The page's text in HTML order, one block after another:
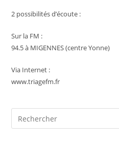
2 possibilités d’écoute :
Sur la FM :
94.5 à MIGENNES (centre Yonne)
Via Internet :
www.triagefm.fr